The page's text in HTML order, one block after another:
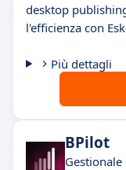
desktop
l'efficienza con
Più dettagli
BPilot